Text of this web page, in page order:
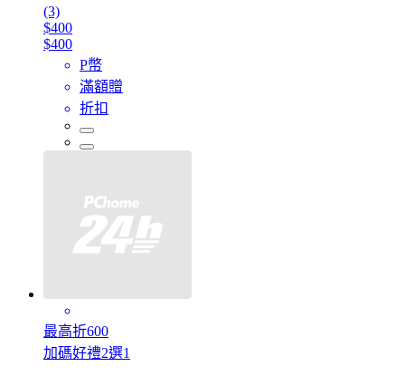
(3)
$400
$400
P幣
滿額贈
折扣
最高折600
加碼好禮2選1